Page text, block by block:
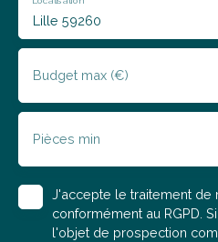
réaliser une estimation
Lille 59260
Budget max (€)
Pièces min
J'accepte le traitement
conformément au RGPD.
l'objet de prospection